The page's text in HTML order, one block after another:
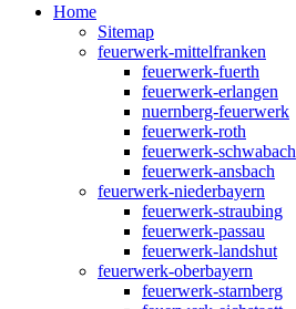
Home
Sitemap
feuerwerk-mittelfranken
feuerwerk-fuerth
feuerwerk-erlangen
nuernberg-feuerwerk
feuerwerk-roth
feuerwerk-schwabach
feuerwerk-ansbach
feuerwerk-niederbayern
feuerwerk-straubing
feuerwerk-passau
feuerwerk-landshut
feuerwerk-oberbayern
feuerwerk-starnberg